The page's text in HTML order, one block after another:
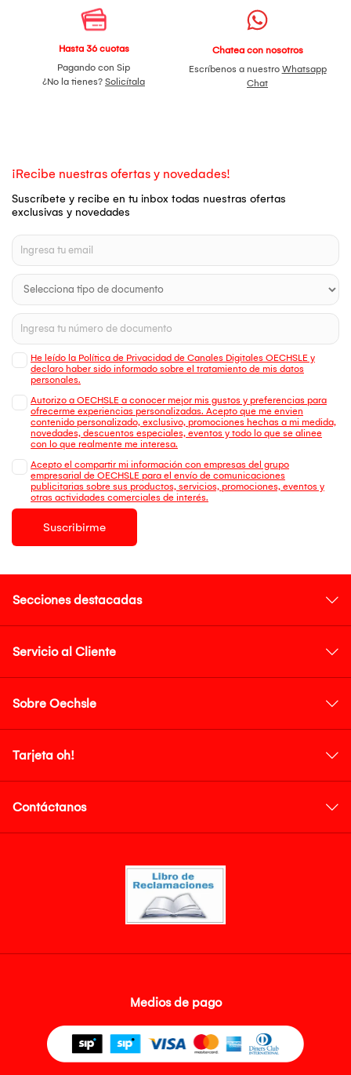
Hasta 36 cuotas
Pagando con Sip
¿No la tienes? Solicítala
Chatea con nosotros
Escríbenos a nuestro Whatsapp
Chat
¡Recibe nuestras ofertas y novedades!
Suscríbete y recibe en tu inbox todas nuestras ofertas
exclusivas y novedades
He leído la Política de Privacidad de Canales Digitales OECHSLE y
declaro haber sido informado sobre el tratamiento de mis datos
personales.
Autorizo a OECHSLE a conocer mejor mis gustos y preferencias para
ofrecerme experiencias personalizadas. Acepto que me envien
contenido personalizado, exclusivo, promociones hechas a mi medida,
novedades, descuentos especiales, eventos y todo lo que se alinee
con lo que realmente me interesa.
Acepto el compartir mi información con empresas del grupo
empresarial de OECHSLE para el envío de comunicaciones
publicitarias sobre sus productos, servicios, promociones, eventos y
otras actividades comerciales de interés.
Suscribirme
Secciones destacadas
Servicio al Cliente
Sobre Oechsle
Tarjeta oh!
Contáctanos
Medios de pago